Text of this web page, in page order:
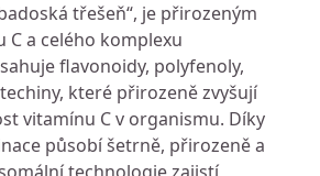
třešeň“, je přirozeným
a celého komplexu
flavonoidy, polyfenoly,
které přirozeně zvyšují
vitamínu C v organismu. Díky
působí šetrně, přirozeně a